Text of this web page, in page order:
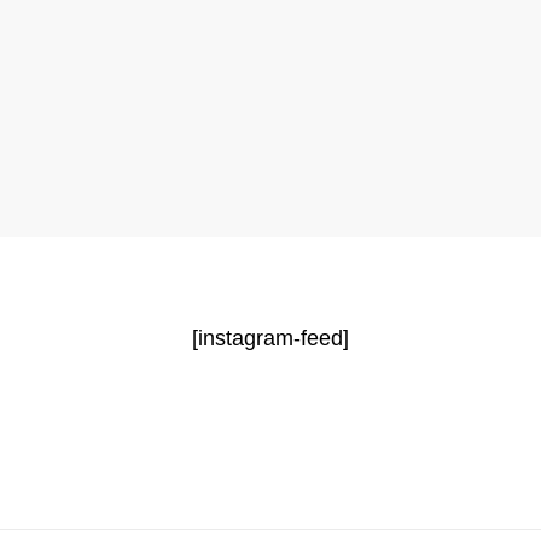
[instagram-feed]